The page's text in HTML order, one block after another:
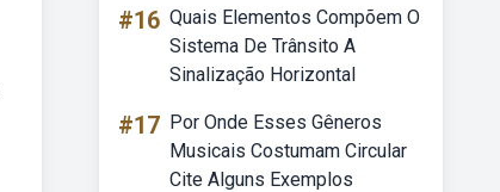
#16 Quais Elementos Compõem O
Sistema De Trânsito A
Sinalização Horizontal
#17 Por Onde Esses Gêneros
Musicais Costumam Circular
Cite Alguns Exemplos